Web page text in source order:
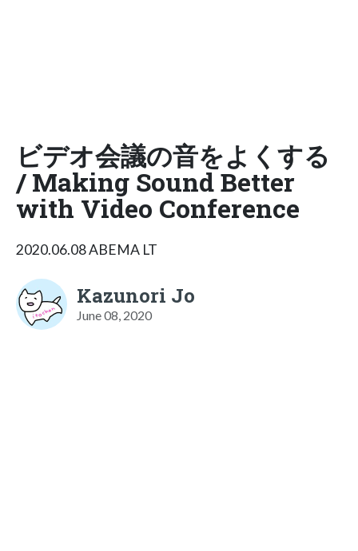
ビデオ会議の音をよくする
/ Making Sound Better
with Video Conference
2020.06.08 ABEMA LT
Kazunori Jo
June 08, 2020